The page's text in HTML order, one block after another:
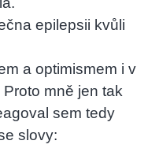
epilepsii kvůli
a optimismem i v
mně jen tak
sem tedy
slovy: